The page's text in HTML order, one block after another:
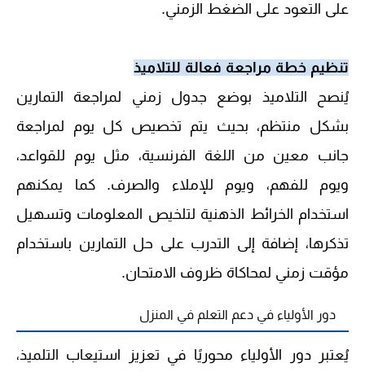
على التعود على الضغط الزمني.
تنظيم خطة مراجعة فعالة للتلاميذ
يُنصح التلاميذ بوضع جدول زمني لمراجعة التمارين
بشكل منتظم، بحيث يتم تخصيص كل يوم لمراجعة
جانب معين من اللغة الفرنسية، مثل يوم للقواعد،
ويوم للفهم، ويوم للإملاء والصرف. كما يمكنهم
استخدام الخرائط الذهنية لتلخيص المعلومات وتسهيل
تذكرها، إضافة إلى التدرب على حل التمارين باستخدام
مؤقت زمني لمحاكاة ظروف الامتحان.
دور الأولياء في دعم التعلم في المنزل
يُعتبر دور الأولياء محوريًا في تعزيز استيعاب التلميذ،